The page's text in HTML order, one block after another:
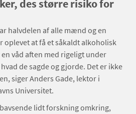
des større risiko for
halvdelen af alle mænd og en
oplevet at få et såkaldt alkoholisk
våd aften med rigeligt under
de sagde og gjorde. Det er ikke
siger Anders Gade, lektor i
Universitet.
lidt forskning omkring,